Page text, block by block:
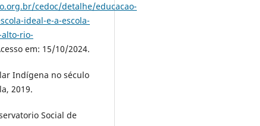
cedoc/detalhe/educacao-
ideal-e-a-escola-
rio-
em: 15/10/2024.
Indígena no século
2019.
Social de